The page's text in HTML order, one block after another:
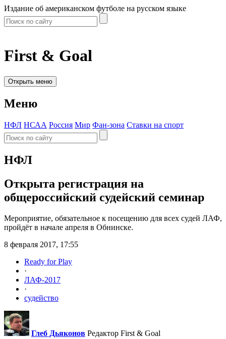
Издание об американском футболе на русском языке
First & Goal
Открыть меню
Меню
НФЛ НСАА Россия Мир Фан-зона Ставки на спорт
НФЛ
Открыта регистрация на
общероссийский судейский семинар
Мероприятие, обязательное к посещению для всех судей ЛАФ,
пройдёт в начале апреля в Обнинске.
8 февраля 2017, 17:55
Ready for Play
·
ЛАФ-2017
·
судейство
Глеб Дьяконов Редактор First & Goal